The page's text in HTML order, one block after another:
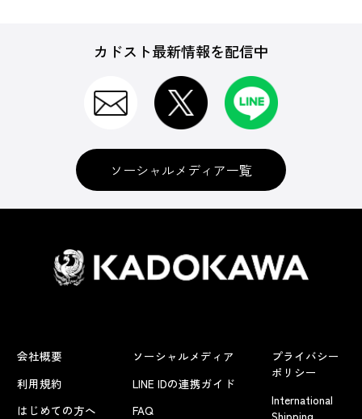
カドスト最新情報を配信中
ソーシャルメディア一覧
会社概要
利用規約
はじめての方へ
ソーシャルメディア
LINE IDの連携ガイド
FAQ
プライバシー
ポリシー
International
Shipping